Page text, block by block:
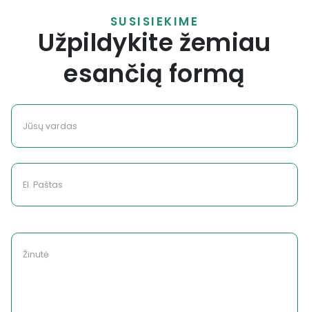
SUSISIEKIME
Užpildykite žemiau
esančią formą